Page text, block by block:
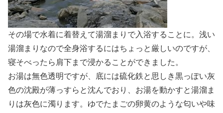
その場で水着に着替えて湯溜まりで入浴することに。浅い
湯溜まりなので全身浴するにはちょっと厳しいのですが、
寝そべったら肩下まで浸かることができました。
お湯は無色透明ですが、底には硫化鉄と思しき黒っぽい灰
色の沈殿が薄っすらと沈んでおり、お湯を動かすと湯溜ま
りは灰色に濁ります。ゆでたまごの卵黄のような匂いや味